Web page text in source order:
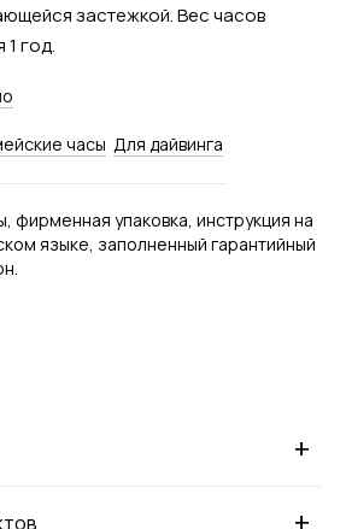
застежкой. Вес часов
1 год.
часы Для дайвинга
фирменная упаковка, инструкция на
языке, заполненный гарантийный
+
+